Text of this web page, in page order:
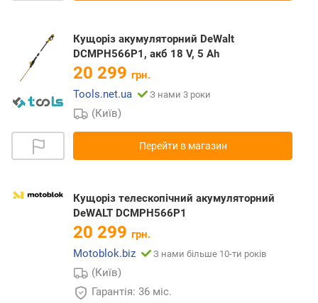
Кущоріз акумуляторний DeWalt
DCMPH566P1, акб 18 V, 5 Ah
20 299 грн.
Tools.net.ua
З нами 3 роки
(Київ)
Перейти в магазин
Кущоріз телескопічний акумуляторний
DeWALT DCMPH566P1
20 299 грн.
Motoblok.biz
З нами більше 10-ти років
(Київ)
Гарантія: 36 міс.